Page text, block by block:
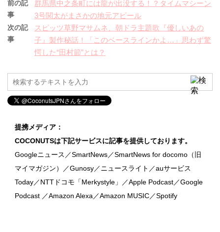
前の記
事
群馬県中之条町には龍が出没する！？タイムマシーン
3号関太がまさかの地元アピール
次の記
事
スピッツ草野マサムネ、朝ドラ主題歌『優しいあの
子』製作秘話！「このベースラインかよ…」思わず驚
愕した“田村節”とは？
提携メディア：
COCONUTSは下記サービスに記事を提供しております。
Googleニュース／SmartNews／SmartNews for docomo（旧
マイマガジン）／Gunosy／ニュースライト／auサービス
Today／NTTドコモ「Merkystyle」／Apple Podcast／Google
Podcast ／Amazon Alexa／Amazon MUSIC／Spotify